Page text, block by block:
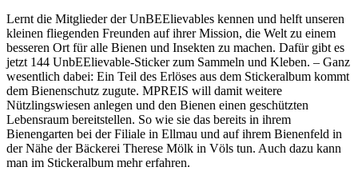
Lernt die Mitglieder der UnBEElievables kennen und helft unseren
kleinen fliegenden Freunden auf ihrer Mission, die Welt zu einem
besseren Ort für alle Bienen und Insekten zu machen. Dafür gibt es
jetzt 144 UnbEElievable-Sticker zum Sammeln und Kleben. – Ganz
wesentlich dabei: Ein Teil des Erlöses aus dem Stickeralbum kommt
dem Bienenschutz zugute. MPREIS will damit weitere
Nützlingswiesen anlegen und den Bienen einen geschützten
Lebensraum bereitstellen. So wie sie das bereits in ihrem
Bienengarten bei der Filiale in Ellmau und auf ihrem Bienenfeld in
der Nähe der Bäckerei Therese Mölk in Völs tun. Auch dazu kann
man im Stickeralbum mehr erfahren.